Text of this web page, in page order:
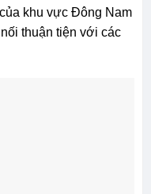
khu vực Đông Nam
thuận tiện với các